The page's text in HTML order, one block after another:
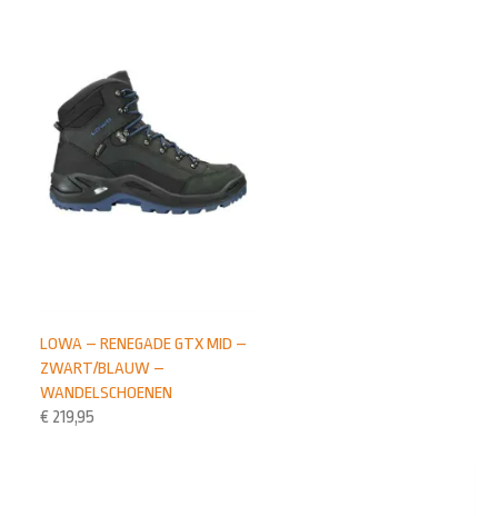
LOWA – RENEGADE GTX MID –
ZWART/BLAUW –
WANDELSCHOENEN
€ 219,95